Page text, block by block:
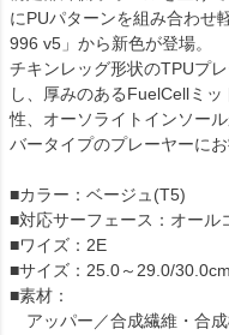
にPUパターンを組み合わせ
996 v5」から新色が登場。
チキンレッグ形状のTPUプ
し、厚みのあるFuelCellミ
性、オーソライトインソー
バータイプのプレーヤーにお
■カラー：ベージュ(T5)
■対応サーフェース：オール
■ワイズ：2E
■サイズ：25.0～29.0/30.0cm
■素材：
アッパー／合成繊維・合